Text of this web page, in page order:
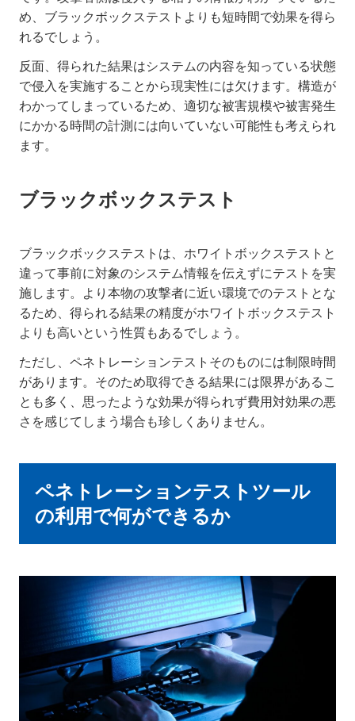
め、ブラックボックステストよりも短時間で効果を得ら
れるでしょう。
反面、得られた結果はシステムの内容を知っている状態
で侵入を実施することから現実性には欠けます。構造が
わかってしまっているため、適切な被害規模や被害発生
にかかる時間の計測には向いていない可能性も考えられ
ます。
ブラックボックステスト
ブラックボックステストは、ホワイトボックステストと
違って事前に対象のシステム情報を伝えずにテストを実
施します。より本物の攻撃者に近い環境でのテストとな
るため、得られる結果の精度がホワイトボックステスト
よりも高いという性質もあるでしょう。
ただし、ペネトレーションテストそのものには制限時間
があります。そのため取得できる結果には限界があるこ
とも多く、思ったような効果が得られず費用対効果の悪
さを感じてしまう場合も珍しくありません。
ペネトレーションテストツール
の利用で何ができるか